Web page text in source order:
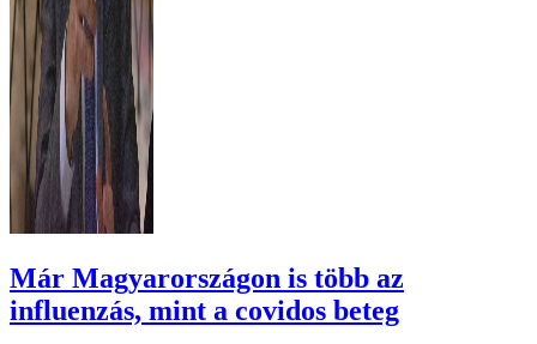
Már Magyarországon is több az
influenzás, mint a covidos beteg